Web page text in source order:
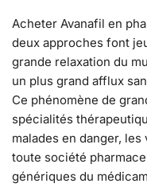
Acheter Avanafil en
deux approches font
grande relaxation du
un plus grand afflux
Ce phénomène de
spécialités
malades en danger,
toute société
génériques du